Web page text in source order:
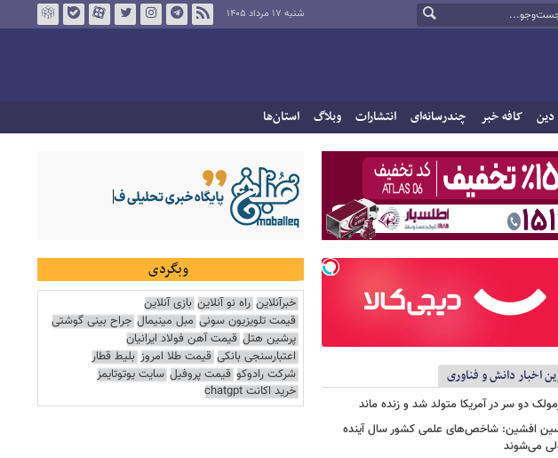
شنبه ۱۷ مرداد ۱۴۰۵
دین کافه خبر چندرسانه‌ای انتشارات وبلاگ استان‌ها
اخبار دانش و فناوری
دو سر در آمریکا متولد شد و زنده ماند
افشین: شاخص‌های علمی کشور سال آینده
می‌شوند
وبگردی
خبرآنلاین راه نو آنلاین بازی آنلاین
قیمت تلویزیون سونی مبل مینیمال جراح بینی گوشتی
پرشین هتل قیمت آهن فولاد ایرانیان
اعتبارسنجی بانکی قیمت طلا امروز بلیط قطار
شرکت رادوکو قیمت پروفیل سایت یوتوتایمز
خرید اکانت chatgpt